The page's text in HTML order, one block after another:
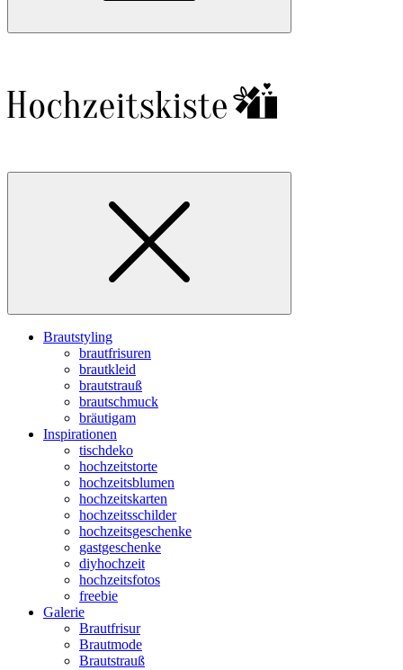
Brautstyling
brautfrisuren
brautkleid
brautstrauß
brautschmuck
bräutigam
Inspirationen
tischdeko
hochzeitstorte
hochzeitsblumen
hochzeitskarten
hochzeitsschilder
hochzeitsgeschenke
gastgeschenke
diyhochzeit
hochzeitsfotos
freebie
Galerie
Brautfrisur
Brautmode
Brautstrauß